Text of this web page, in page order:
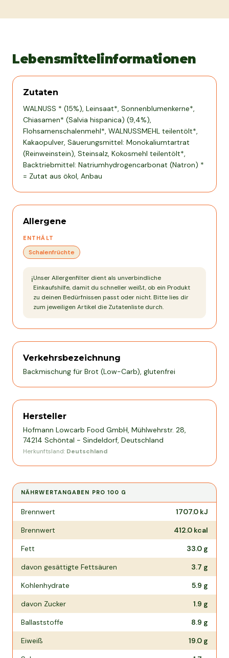
Lebensmittelinformationen
Zutaten
WALNUSS * (15%), Leinsaat*, Sonnenblumenkerne*,
Chiasamen* (Salvia hispanica) (9,4%),
Flohsamenschalenmehl*, WALNUSSMEHL teilentölt*,
Kakaopulver, Säuerungsmittel: Monokaliumtartrat
(Reinweinstein), Steinsalz, Kokosmehl teilentölt*,
Backtriebmittel: Natriumhydrogencarbonat (Natron) *
= Zutat aus ökol, Anbau
Allergene
ENTHÄLT
Schalenfrüchte
ℹ️Unser Allergenfilter dient als unverbindliche
Einkaufshilfe, damit du schneller weißt, ob ein Produkt
zu deinen Bedürfnissen passt oder nicht. Bitte lies dir
zum jeweiligen Artikel die Zutatenliste durch.
Verkehrsbezeichnung
Backmischung für Brot (Low-Carb), glutenfrei
Hersteller
Hofmann Lowcarb Food GmbH, Mühlwehrstr. 28,
74214 Schöntal - Sindeldorf, Deutschland
Herkunftsland: Deutschland
NÄHRWERTANGABEN PRO100 G
Nährwertangaben pro
Brennwert 1707.0 kJ
Brennwert
412.0 kcal
Fett
33.0 g
davon gesättigte Fettsäuren
3.7 g
Kohlenhydrate
5.9 g
davon Zucker
1.9 g
Ballaststoffe
8.9 g
Eiweiß
19.0 g